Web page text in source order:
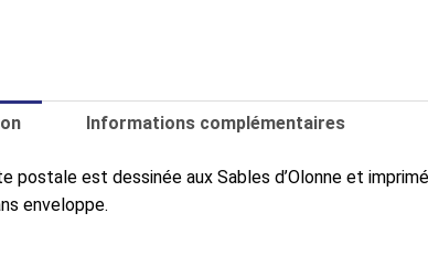
Informations complémentaires
postale est dessinée aux Sables d’Olonne et
enveloppe.